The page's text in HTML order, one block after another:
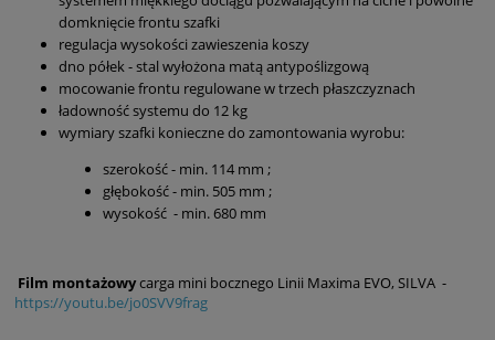
domknięcie frontu szafki
regulacja wysokości zawieszenia koszy
dno półek - stal wyłożona matą antypoślizgową
mocowanie frontu regulowane w trzech płaszczyznach
ładowność systemu do 12 kg
wymiary szafki konieczne do zamontowania wyrobu:
szerokość - min. 114 mm ;
głębokość - min. 505 mm ;
wysokość - min. 680 mm
Film montażowycarga mini bocznego Linii Maxima EVO, SILVA -
https://youtu.be/jo0SVV9frag